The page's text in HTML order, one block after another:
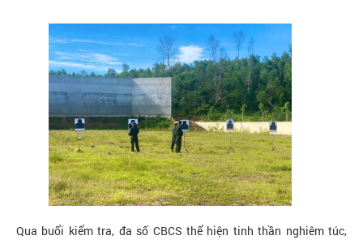
Qua buổi kiểm tra, đa số CBCS thể hiện tinh thần nghiêm túc,